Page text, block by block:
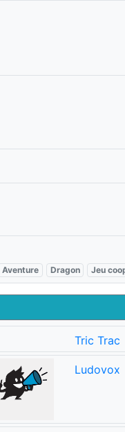
Aventure Dragon Jeu
Tric Trac
Ludovox